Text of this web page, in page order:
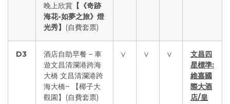
晚上欣賞 【《奇跡
海花-如夢之旅》燈
光秀】
(自費套票)
D3
酒店自助早餐 – 車
遊文昌清瀾港跨海
大橋 文昌清瀾港跨
海大橋~ 【椰子大
觀園】(自費套票)
v v v
文昌四
星標準:
維嘉國
際大酒
店/皇